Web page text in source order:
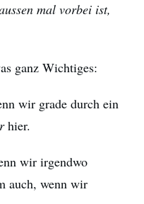
mal vorbei ist,
ganz Wichtiges:
wir grade durch ein
hier.
wir irgendwo
auch, wenn wir